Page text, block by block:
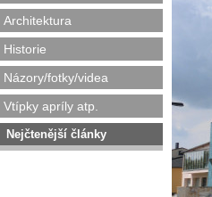
Architektura
Historie
Názory/fotky/videa
Vtípky apríly atp.
Nejčtenější články